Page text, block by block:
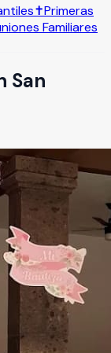
✝️Primeras
Familiares
San